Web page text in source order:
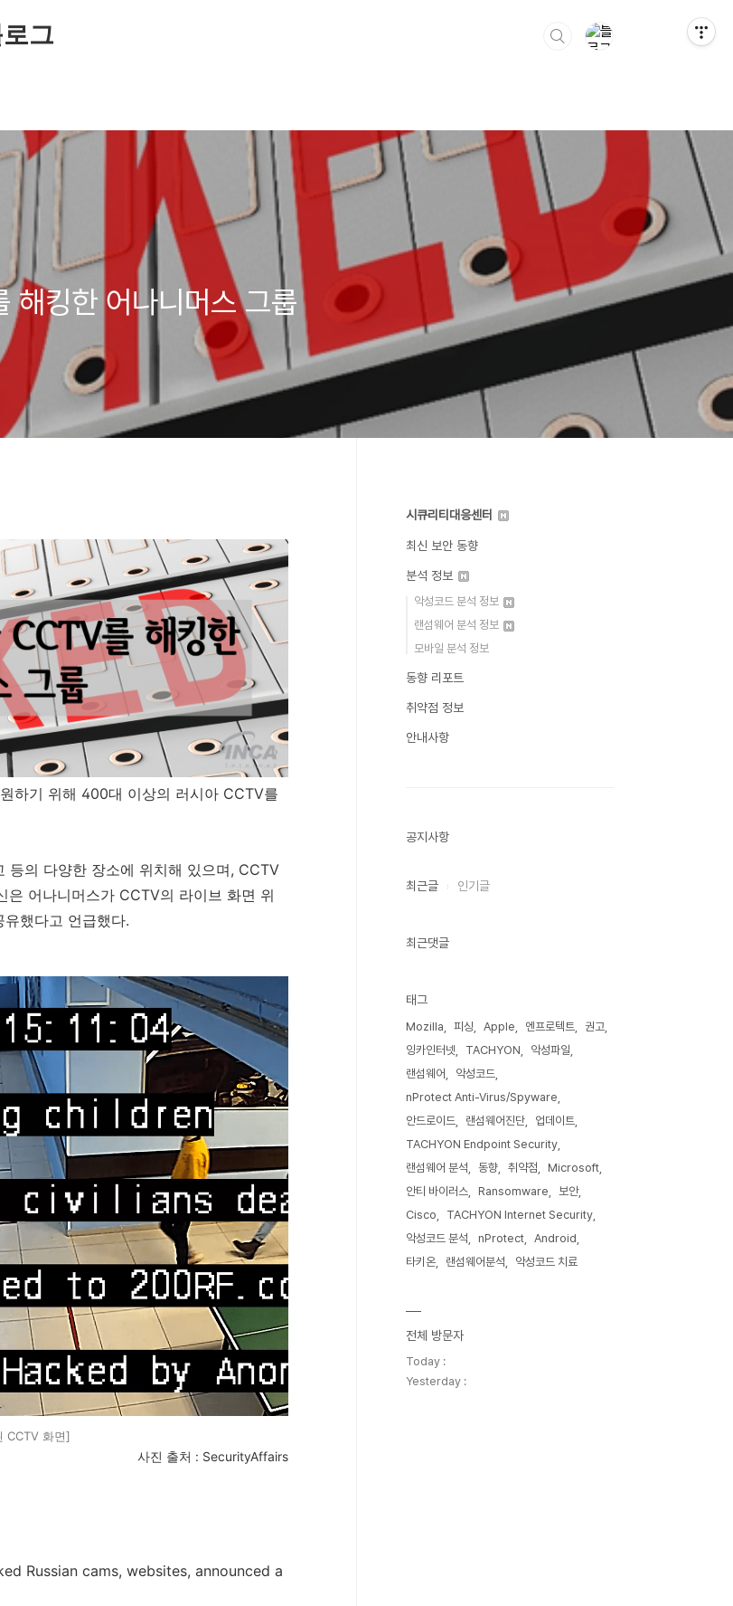
그
킹한 어나니머스 그룹
하기 위해 400대 이상의 러시아 CCTV를
등의 다양한 장소에 위치해 있으며, CCTV
은 어나니머스가 CCTV의 라이브 화면 위
했다고 언급했다.
CCTV 화면]
사진 출처 : SecurityAffairs
Russian cams, websites, announced a
시큐리티대응센터
최신 보안 동향
분석 정보
악성코드 분석 정보
랜섬웨어 분석 정보
모바일 분석 정보
동향 리포트
취약점 정보
안내사항
공지사항
최근글 인기글
최근댓글
태그
Mozilla 피싱 Apple 엔프로텍트
권고
잉카인터넷
TACHYON
악성파일
랜섬웨어
악성코드
nProtect Anti-Virus/Spyware
안드로이드
랜섬웨어진단
업데이트
TACHYON Endpoint Security
랜섬웨어 분석
동향 취약점
Microsoft
안티 바이러스
Ransomware
보안
Cisco
TACHYON Internet Security
악성코드 분석
nProtect
Android
타키온
랜섬웨어분석 악성코드 치료
전체 방문자
Today :
Yesterday :